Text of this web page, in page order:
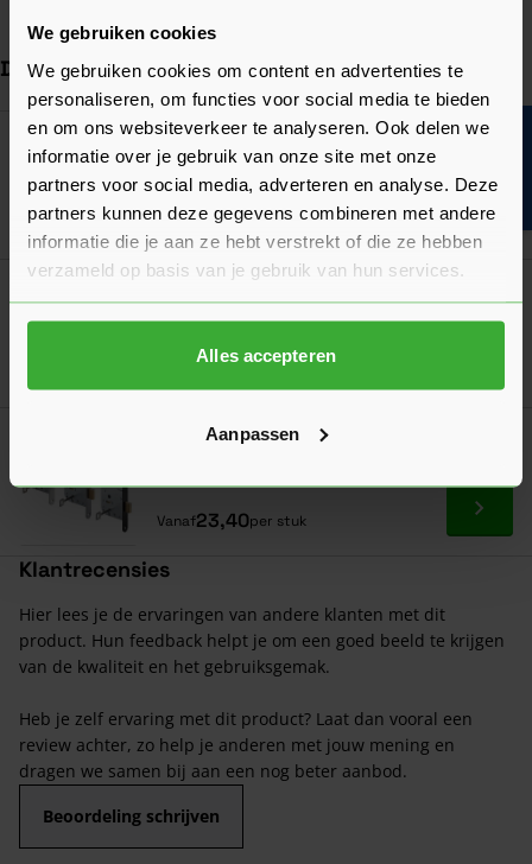
We gebruiken cookies
We gebruiken cookies om content en advertenties te
personaliseren, om functies voor social media te bieden
en om ons websiteverkeer te analyseren. Ook delen we
informatie over je gebruik van onze site met onze
partners voor social media, adverteren en analyse. Deze
partners kunnen deze gegevens combineren met andere
informatie die je aan ze hebt verstrekt of die ze hebben
verzameld op basis van je gebruik van hun services.
Alles accepteren
Aanpassen
Dit vind je misschien ook handig
Navigeren door de elementen van de carrousel is mogelijk met
Druk om carrousel over te slaan
Druk op om naar carrouselnavigatie te gaan
Weekamp Toiletslot 1264
Verkrijgbaar in 3 varianten
Vanaf23,40per stuk Ga
Verkrijgbaar in 3 varianten
Weekamp Kastslot Klavier 1256
Vanaf23,40per stuk Ga
Klantrecensies
Hier lees je de ervaringen van andere klanten met dit
product. Hun feedback helpt je om een goed beeld te krijgen
van de kwaliteit en het gebruiksgemak.
Heb je zelf ervaring met dit product? Laat dan vooral een
review achter, zo help je anderen met jouw mening en
dragen we samen bij aan een nog beter aanbod.
Beoordeling schrijven